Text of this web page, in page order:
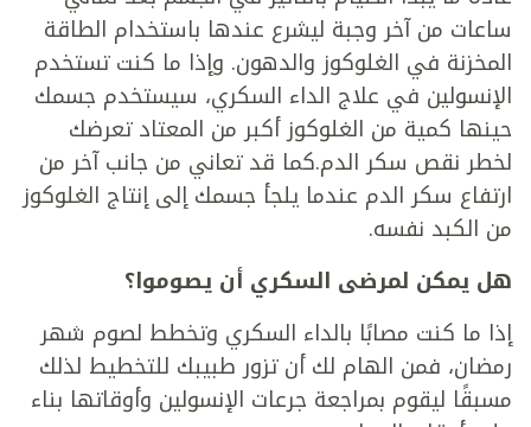
ساعات من آخر وجبة ليشرع عندها باستخدام الطاقة
المخزنة في الغلوكوز والدهون. وإذا ما كنت تستخدم
الإنسولين في علاج الداء السكري، سيستخدم جسمك
حينها كمية من الغلوكوز أكبر من المعتاد تعرضك
لخطر نقص سكر الدم.كما قد تعاني من جانب آخر من
ارتفاع سكر الدم عندما يلجأ جسمك إلى إنتاج الغلوكوز
من الكبد نفسه.
هل يمكن لمرضى السكري أن يصوموا؟
إذا ما كنت مصابًا بالداء السكري وتخطط لصوم شهر
رمضان، فمن الهام لك أن تزور طبيبك للتخطيط لذلك
مسبقًا ليقوم بمراجعة جرعات الإنسولين وأوقاتها بناء